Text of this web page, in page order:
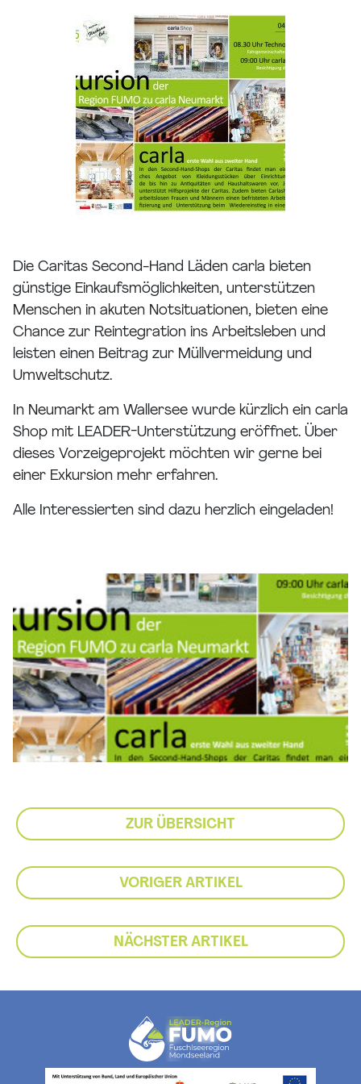
Die Caritas Second-Hand Läden carla bieten
günstige Einkaufsmöglichkeiten, unterstützen
Menschen in akuten Notsituationen, bieten eine
Chance zur Reintegration ins Arbeitsleben und
leisten einen Beitrag zur Müllvermeidung und
Umweltschutz.
In Neumarkt am Wallersee wurde kürzlich ein carla
Shop mit LEADER-Unterstützung eröffnet. Über
dieses Vorzeigeprojekt möchten wir gerne bei
einer Exkursion mehr erfahren.
Alle Interessierten sind dazu herzlich eingeladen!
ZUR ÜBERSICHT
VORIGER ARTIKEL
NÄCHSTER ARTIKEL